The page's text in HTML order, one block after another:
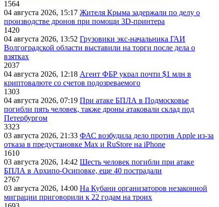
1564
04 августа 2026, 15:17 Жителя Крыма задержали по делу о
производстве дронов при помощи 3D‑принтера
1420
04 августа 2026, 13:52 Грузовики экс-начальника ГАИ
Волгоградской области выставили на торги после дела о
взятках
2037
04 августа 2026, 12:18 Агент ФБР украл почти $1 млн в
криптовалюте со счетов подозреваемого
1303
04 августа 2026, 07:19 При атаке БПЛА в Подмосковье
погибли пять человек, также дроны атаковали склад под
Петербургом
3323
03 августа 2026, 21:33 ФАС возбудила дело против Apple из-за
отказа в предустановке Max и RuStore на iPhone
1610
03 августа 2026, 14:42 Шесть человек погибли при атаке
БПЛА в Архипо-Осиповке, еще 40 пострадали
2767
03 августа 2026, 14:00 На Кубани организаторов незаконной
миграции приговорили к 22 годам на троих